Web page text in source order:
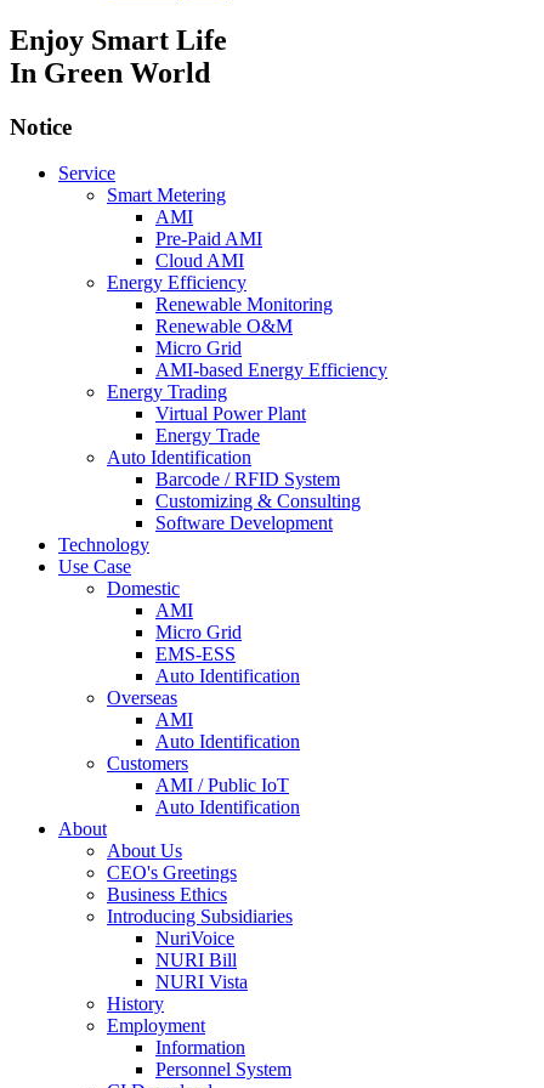
Enjoy Smart Life
In Green World
Notice
Service
Smart Metering
AMI
Pre-Paid AMI
Cloud AMI
Energy Efficiency
Renewable Monitoring
Renewable O&M
Micro Grid
AMI-based Energy Efficiency
Energy Trading
Virtual Power Plant
Energy Trade
Auto Identification
Barcode / RFID System
Customizing & Consulting
Software Development
Technology
Use Case
Domestic
AMI
Micro Grid
EMS-ESS
Auto Identification
Overseas
AMI
Auto Identification
Customers
AMI / Public IoT
Auto Identification
About
About Us
CEO's Greetings
Business Ethics
Introducing Subsidiaries
NuriVoice
NURI Bill
NURI Vista
History
Employment
Information
Personnel System